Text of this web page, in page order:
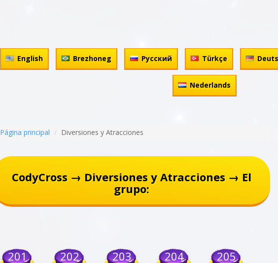
English Brezhoneg Русский Türkçe
Nederlands
Página principal Diversiones y Atracciones
CodyCross → Diversiones y Atracciones → El
grupo:
201 202 203 204 205